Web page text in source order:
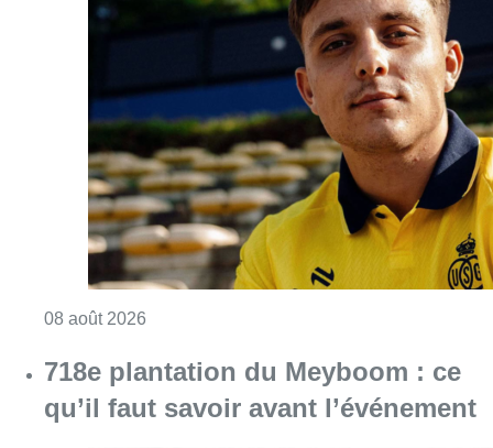
08 août 2026
718e plantation du Meyboom : ce
qu’il faut savoir avant l’événement